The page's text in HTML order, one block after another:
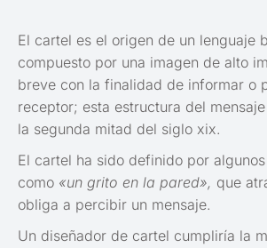
El cartel es el origen de un lenguaje
compuesto por una imagen de alto
breve con la finalidad de informar o
receptor; esta estructura del
la segunda mitad del siglo xix.
El cartel ha sido definido por
como «un grito en la pared», que
obliga a percibir un mensaje.
Un diseñador de cartel cumpliría la